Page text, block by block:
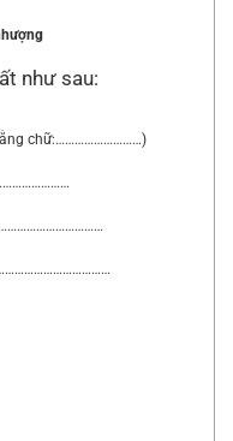
như sau:
chữ:………………………)